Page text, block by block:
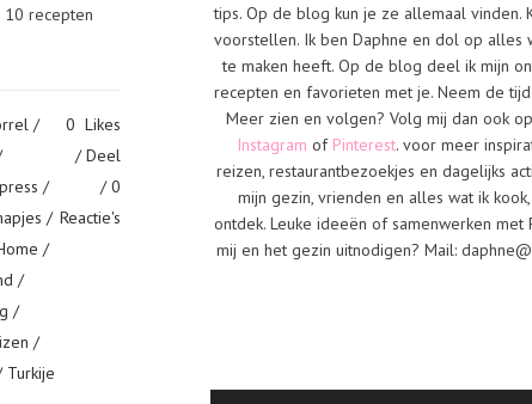
recepten
/
/
/
/
/
/
/
Turkije
0 Likes
Deel
0
Reactie's
tips. Op de blog kun je ze allemaal vinden.
voorstellen. Ik ben Daphne en dol op alles
te maken heeft. Op de blog deel ik mijn
recepten en favorieten met je. Neem de
Meer zien en volgen? Volg mij dan ook op
Instagram of Pinterest. voor meer
reizen, restaurantbezoekjes en dagelijks
mijn gezin, vrienden en alles wat ik
ontdek. Leuke ideeën of samenwerken met
mij en het gezin uitnodigen? Mail: